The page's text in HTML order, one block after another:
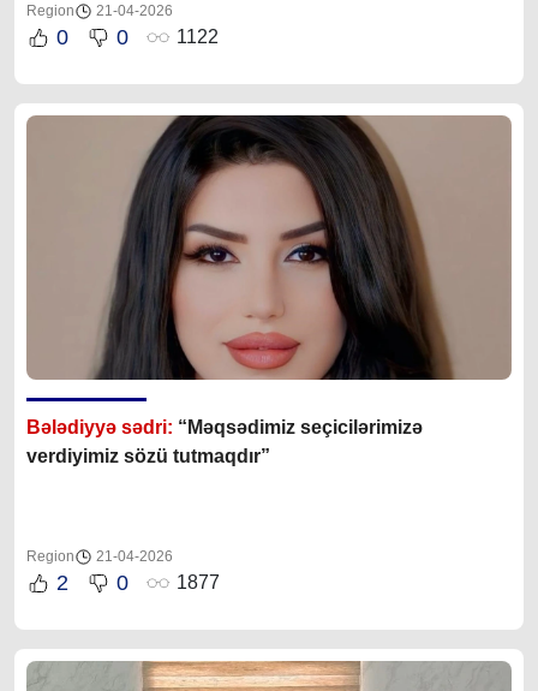
Region 21-04-2026
0 0 1122
Bələdiyyə sədri: “Məqsədimiz seçicilərimizə
verdiyimiz sözü tutmaqdır”
Region 21-04-2026
2 0 1877